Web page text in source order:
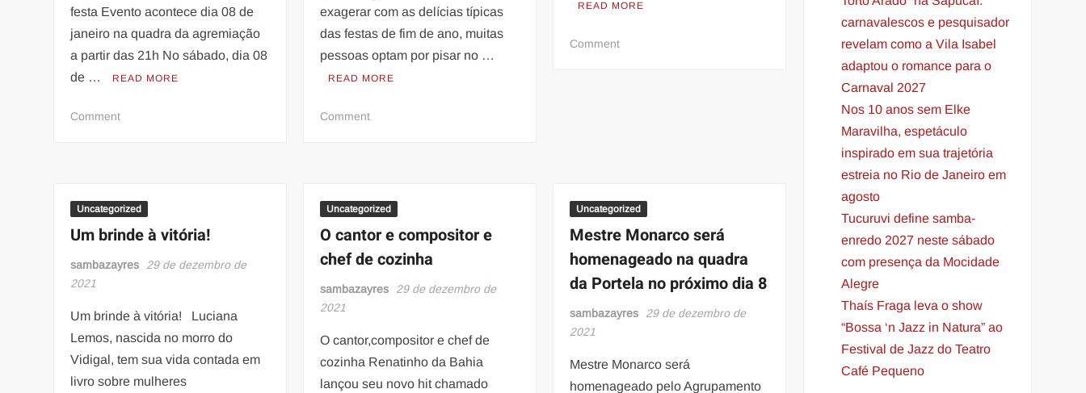
festa Evento acontece dia 08 de
janeiro na quadra da agremiação
a partir das 21h No sábado, dia 08
de …
READ MORE
Commenton
90
anos
de
fundação
co-
irmãs
em
grande
exagerar com as delícias típicas
das festas de fim de ano, muitas
pessoas optam por pisar no …
READ MORE
Commenton
para
o
organismo
festas
READ MORE
Commenton
Uncategorized
Um brinde à vitória!
sambazayres
29 de dezembro de
2021
Um brinde à vitória! Luciana
Lemos, nascida no morro do
Vidigal, tem sua vida contada em
livro sobre mulheres
Uncategorized
O cantor e compositor e
chef de cozinha
sambazayres
29 de dezembro de
2021
O cantor,compositor e chef de
cozinha Renatinho da Bahia
lançou seu novo hit chamado
Uncategorized
Mestre Monarco será
homenageado na quadra
da Portela no próximo dia 8
sambazayres
29 de dezembro de
2021
Mestre Monarco será
homenageado pelo Agrupamento
carnavalescos e pesquisador
revelam como a Vila Isabel
adaptou o romance para o
Carnaval 2027
Nos 10 anos sem Elke
Maravilha, espetáculo
inspirado em sua trajetória
estreia no Rio de Janeiro em
agosto
Tucuruvi define samba-
enredo 2027 neste sábado
com presença da Mocidade
Alegre
Thaís Fraga leva o show
“Bossa ‘n Jazz in Natura” ao
Festival de Jazz do Teatro
Café Pequeno